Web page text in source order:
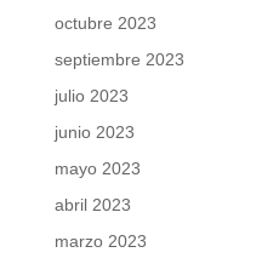
octubre 2023
septiembre 2023
julio 2023
junio 2023
mayo 2023
abril 2023
marzo 2023